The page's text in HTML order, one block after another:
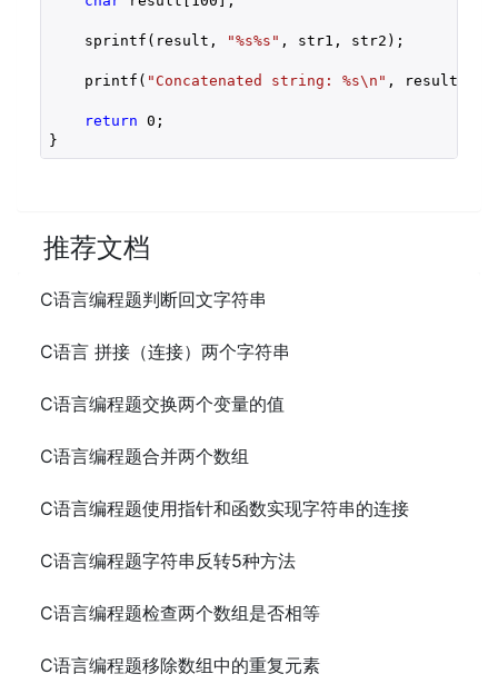
    sprintf(result,
"%s%s" , str1, str2);
    printf(
"Concatenated string: %s\n" , result);
return 0 ;
}
推荐文档
C语言编程题判断回文字符串
C语言 拼接（连接）两个字符串
C语言编程题交换两个变量的值
C语言编程题合并两个数组
C语言编程题使用指针和函数实现字符串的连接
C语言编程题字符串反转5种方法
C语言编程题检查两个数组是否相等
C语言编程题移除数组中的重复元素